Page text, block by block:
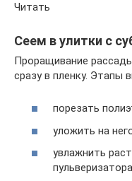
Читать
Сеем в улитки с
Проращивание
сразу в пленку. Этапы
порезать
уложить на
увлажнить